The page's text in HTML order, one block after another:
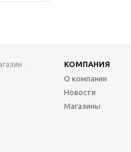
КОМПАНИЯ
О компании
Новости
Магазины